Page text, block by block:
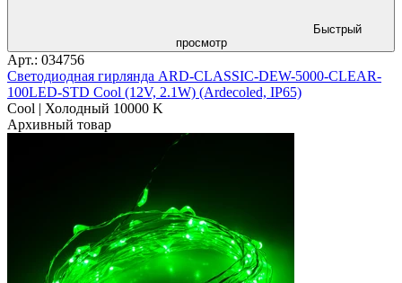
Быстрый
просмотр
Арт.: 034756
Светодиодная гирлянда ARD-CLASSIC-DEW-5000-CLEAR-
100LED-STD Cool (12V, 2.1W) (Ardecoled, IP65)
Cool | Холодный 10000 K
Архивный товар